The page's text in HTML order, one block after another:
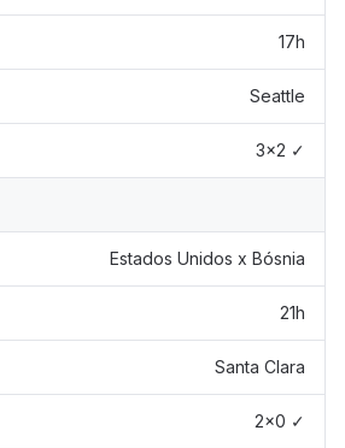
17h
Seattle
3x2 ✓
Estados Unidos x Bósnia
21h
Santa Clara
2x0 ✓